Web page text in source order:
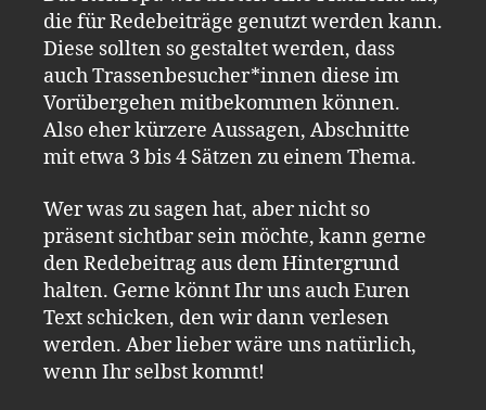
die für Redebeiträge genutzt werden kann.
Diese sollten so gestaltet werden, dass
auch Trassenbesucher*innen diese im
Vorübergehen mitbekommen können.
Also eher kürzere Aussagen, Abschnitte
mit etwa 3 bis 4 Sätzen zu einem Thema.
Wer was zu sagen hat, aber nicht so
präsent sichtbar sein möchte, kann gerne
den Redebeitrag aus dem Hintergrund
halten. Gerne könnt Ihr uns auch Euren
Text schicken, den wir dann verlesen
werden. Aber lieber wäre uns natürlich,
wenn Ihr selbst kommt!